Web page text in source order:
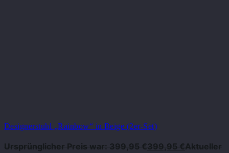
Designerstuhl „Rainbow“ in Beige (2er-Set)
Ursprünglicher Preis war: 399,95 €399,95€Aktueller